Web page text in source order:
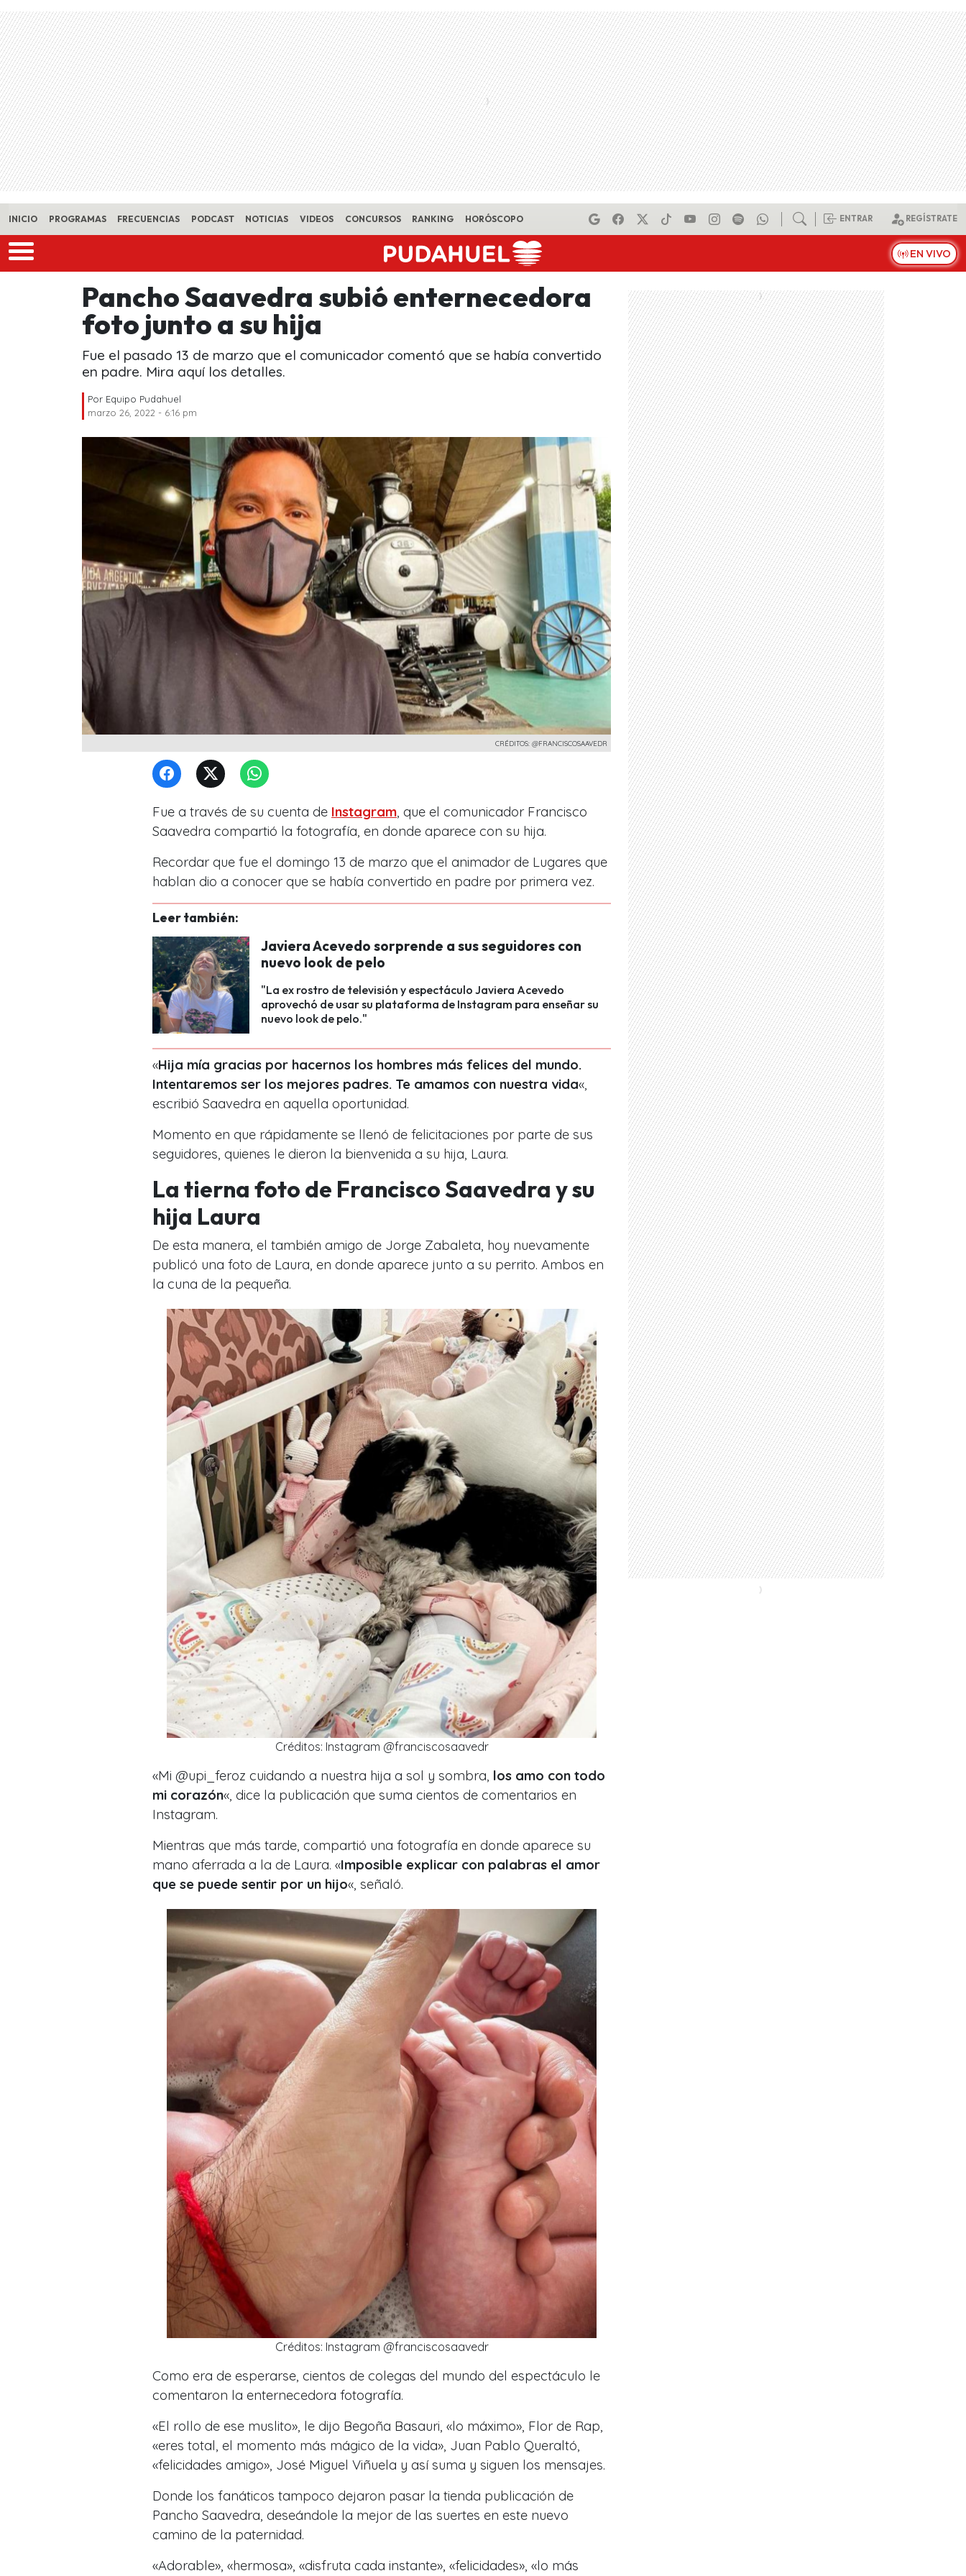
Skip to main content
INICIO PROGRAMAS FRECUENCIAS PODCAST NOTICIAS VIDEOS CONCURSOS RANKING HORÓSCOPO ENTRAR REGÍSTRATE
EN VIVO
Pancho Saavedra subió enternecedora
foto junto a su hija
Fue el pasado 13 de marzo que el comunicador comentó que se había convertido
en padre. Mira aquí los detalles.
Por Equipo Pudahuel
marzo 26, 2022 - 6:16 pm
CRÉDITOS: @FRANCISCOSAAVEDR
Fue a través de su cuenta de Instagram , que el comunicador Francisco
Saavedra compartió la fotografía, en donde aparece con su hija.
Recordar que fue el domingo 13 de marzo que el animador de Lugares que
hablan dio a conocer que se había convertido en padre por primera vez.
Leer también:
Javiera Acevedo sorprende a sus seguidores con
nuevo look de pelo
"La ex rostro de televisión y espectáculo Javiera Acevedo
aprovechó de usar su plataforma de Instagram para enseñar su
nuevo look de pelo."
«Hija mía gracias por hacernos los hombres más felices del mundo.
Intentaremos ser los mejores padres. Te amamos con nuestra vida«,
escribió Saavedra en aquella oportunidad.
Momento en que rápidamente se llenó de felicitaciones por parte de sus
seguidores, quienes le dieron la bienvenida a su hija, Laura.
La tierna foto de Francisco Saavedra y su
hija Laura
De esta manera, el también amigo de Jorge Zabaleta, hoy nuevamente
publicó una foto de Laura, en donde aparece junto a su perrito. Ambos en
la cuna de la pequeña.
Créditos: Instagram @franciscosaavedr
«Mi @upi_feroz cuidando a nuestra hija a sol y sombra, los amo con todo
mi corazón«, dice la publicación que suma cientos de comentarios en
Instagram.
Mientras que más tarde, compartió una fotografía en donde aparece su
mano aferrada a la de Laura. «Imposible explicar con palabras el amor
que se puede sentir por un hijo«, señaló.
Créditos: Instagram @franciscosaavedr
Como era de esperarse, cientos de colegas del mundo del espectáculo le
comentaron la enternecedora fotografía.
«El rollo de ese muslito», le dijo Begoña Basauri, «lo máximo», Flor de Rap,
«eres total, el momento más mágico de la vida», Juan Pablo Queraltó,
«felicidades amigo», José Miguel Viñuela y así suma y siguen los mensajes.
Donde los fanáticos tampoco dejaron pasar la tienda publicación de
Pancho Saavedra, deseándole la mejor de las suertes en este nuevo
camino de la paternidad.
«Adorable», «hermosa», «disfruta cada instante», «felicidades», «lo más